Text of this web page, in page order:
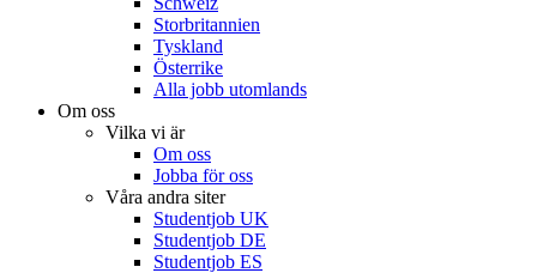
Storbritannien
Tyskland
Österrike
Alla jobb utomlands
Om oss
Vilka vi är
Om oss
Jobba för oss
Våra andra siter
Studentjob UK
Studentjob DE
Studentjob ES